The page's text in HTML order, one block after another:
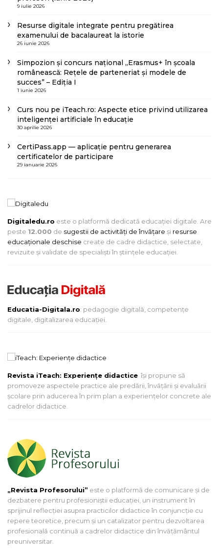
9 iulie 2026
Resurse digitale integrate pentru pregătirea
examenului de bacalaureat la istorie
26 iunie 2026
Simpozion și concurs național „Erasmus+ în școala
românească: Rețele de parteneriat și modele de
succes” – Ediția I
1 iunie 2026
Curs nou pe iTeach.ro: Aspecte etice privind utilizarea
inteligenței artificiale în educație
30 aprilie 2026
CertiPass.app — aplicație pentru generarea
certificatelor de participare
29 ianuarie 2026
Digitaledu.ro este o platformă dedicată educației digitale. Are
peste 12.000 de sugestii de activități de învățare și resurse
educaționale deschise create de cadre didactice, selectate,
revizuite și validate de specialiști în științele educației.
Educatia-Digitala.ro: pedagogie digitală, competențe
digitale, digitalizarea educației.
Revista iTeach: Experienţe didactice îşi propune să
promoveze aspectele practice ale predării, învăţării şi evaluării
şcolare prin aducerea în prim plan a experienţelor concrete ale
cadrelor didactice.
„Revista Profesorului” este o platformă de comunicare și de
dezbatere pentru profesioniștii educației, un instrument în
sprijinul reflecției asupra practicilor didactice în conjuncție cu
repere teoretice, precum și un catalizator pentru dezvoltarea
profesională continuă a cadrelor didactice din învățământul
preuniversitar.